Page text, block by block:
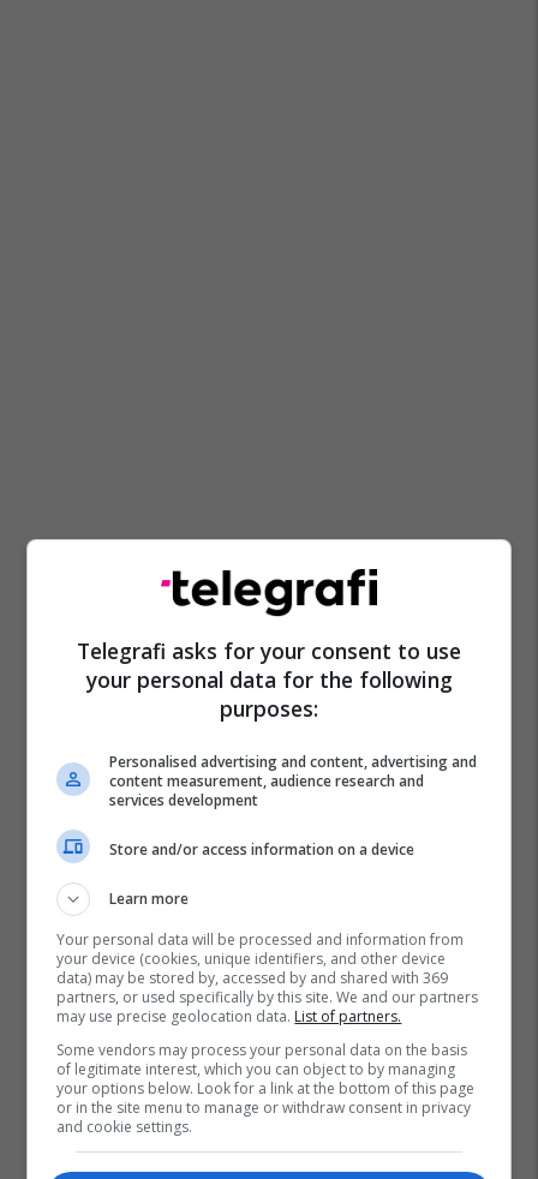
Telegrafi asks for your consent to use
your personal data for the following
purposes:
Personalised advertising and content, advertising and
content measurement, audience research and
services development
Store and/or access information on a device
Learn more
Your personal data will be processed and information from
your device (cookies, unique identifiers, and other device
data) may be stored by, accessed by and shared with 369
partners, or used specifically by this site. We and our partners
may use precise geolocation data. List of partners.
Some vendors may process your personal data on the basis
of legitimate interest, which you can object to by managing
your options below. Look for a link at the bottom of this page
or in the site menu to manage or withdraw consent in privacy
and cookie settings.